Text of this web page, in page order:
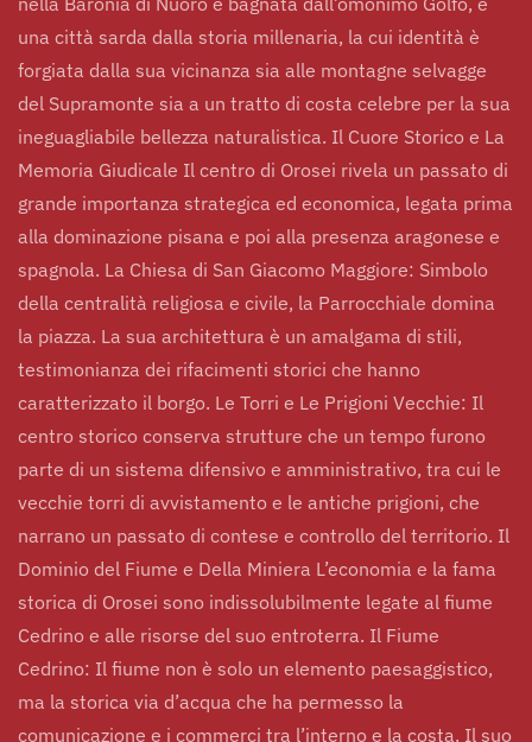
una città sarda dalla storia millenaria, la cui identità è
forgiata dalla sua vicinanza sia alle montagne selvagge
del Supramonte sia a un tratto di costa celebre per la sua
ineguagliabile bellezza naturalistica. Il Cuore Storico e La
Memoria Giudicale Il centro di Orosei rivela un passato di
grande importanza strategica ed economica, legata prima
alla dominazione pisana e poi alla presenza aragonese e
spagnola. La Chiesa di San Giacomo Maggiore: Simbolo
della centralità religiosa e civile, la Parrocchiale domina
la piazza. La sua architettura è un amalgama di stili,
testimonianza dei rifacimenti storici che hanno
caratterizzato il borgo. Le Torri e Le Prigioni Vecchie: Il
centro storico conserva strutture che un tempo furono
parte di un sistema difensivo e amministrativo, tra cui le
vecchie torri di avvistamento e le antiche prigioni, che
narrano un passato di contese e controllo del territorio. Il
Dominio del Fiume e Della Miniera L’economia e la fama
storica di Orosei sono indissolubilmente legate al fiume
Cedrino e alle risorse del suo entroterra. Il Fiume
Cedrino: Il fiume non è solo un elemento paesaggistico,
ma la storica via d’acqua che ha permesso la
comunicazione e i commerci tra l’interno e la costa. Il suo